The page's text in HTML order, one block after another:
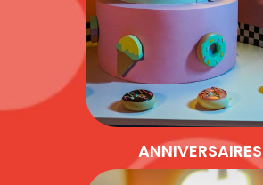
ANNIVERSAIRES